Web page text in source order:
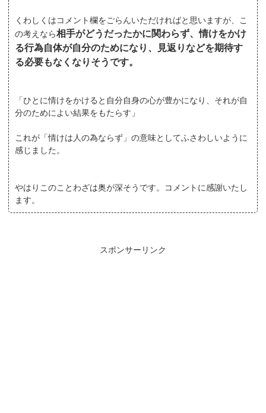
くわしくはコメント欄をごらんいただければと思いますが、こ
の考えなら相手がどうだったかに関わらず、情けをかけ
る行為自体が自分のためになり、見返りなどを期待す
る必要もなくなりそうです。
「ひとに情けをかけると自分自身の心が豊かになり、それが自
分のためによい結果をもたらす」
これが「情けは人の為ならず」の意味としてふさわしいように
感じました。
やはりこのことわざは奥が深そうです。コメントに感謝いたし
ます。
スポンサーリンク